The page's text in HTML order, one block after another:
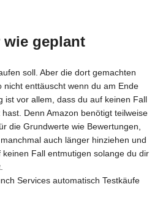
wie geplant
soll. Aber die dort gemachten
enttäuscht wenn du am Ende
ist vor allem, dass du auf keinen Fall
Denn Amazon benötigt teilweise
die Grundwerte wie Bewertungen,
auch länger hinziehen und
Fall entmutigen solange du dir
Services automatisch Testkäufe